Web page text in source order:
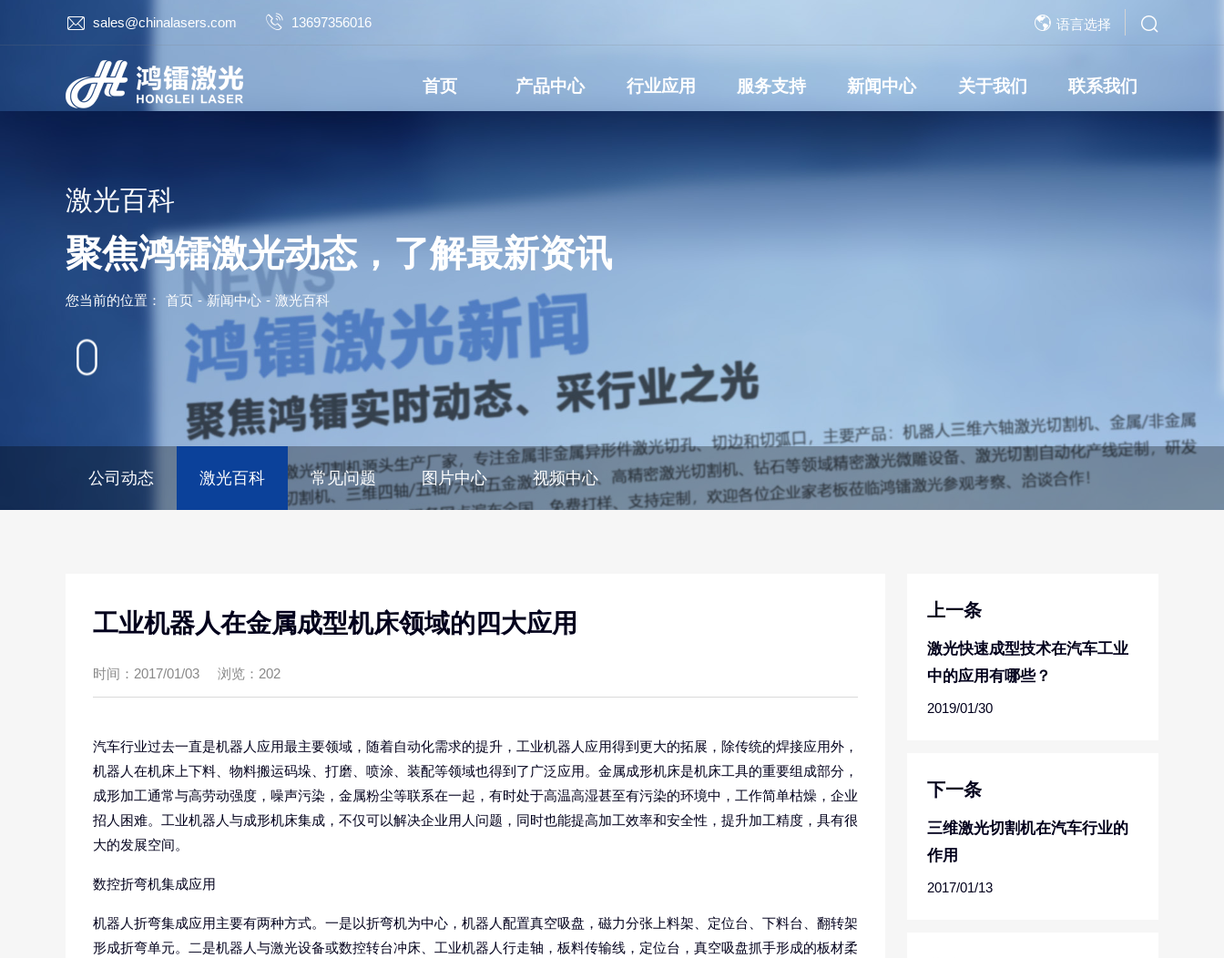
sales@chinalasers.com 13697356016 语言选择
首页 产品中心 行业应用 服务支持 新闻中心 关于我们 联系我们
激光百科
聚焦鸿镭激光动态，了解最新资讯
您当前的位置： 首页 - 新闻中心 - 激光百科
公司动态 激光百科 常见问题 图片中心 视频中心
工业机器人在金属成型机床领域的四大应用
时间：2017/01/03 浏览：202
汽车行业过去一直是机器人应用最主要领域，随着自动化需求的提升，工业机器人应用得到更大的拓展，除传统的焊接应用外，
机器人在机床上下料、物料搬运码垛、打磨、喷涂、装配等领域也得到了广泛应用。金属成形机床是机床工具的重要组成部分，
成形加工通常与高劳动强度，噪声污染，金属粉尘等联系在一起，有时处于高温高湿甚至有污染的环境中，工作简单枯燥，企业
招人困难。工业机器人与成形机床集成，不仅可以解决企业用人问题，同时也能提高加工效率和安全性，提升加工精度，具有很
大的发展空间。
数控折弯机集成应用
机器人折弯集成应用主要有两种方式。一是以折弯机为中心，机器人配置真空吸盘，磁力分张上料架、定位台、下料台、翻转架
形成折弯单元。二是机器人与激光设备或数控转台冲床、工业机器人行走轴，板料传输线，定位台，真空吸盘抓手形成的板材柔
上一条
激光快速成型技术在汽车工业
中的应用有哪些？
2019/01/30
下一条
三维激光切割机在汽车行业的
作用
2017/01/13